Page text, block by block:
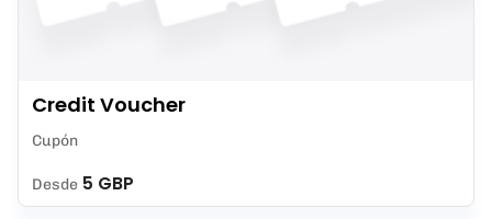
Credit Voucher
Cupón
Desde 5 GBP